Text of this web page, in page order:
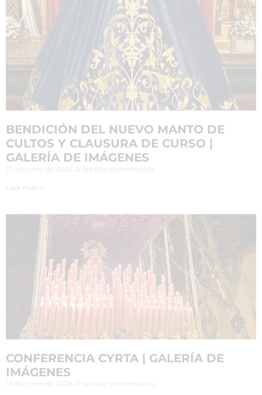
BENDICIÓN DEL NUEVO MANTO DE
CULTOS Y CLAUSURA DE CURSO |
GALERÍA DE IMÁGENES
Leer más »
CONFERENCIA CYRTA | GALERÍA DE
IMÁGENES